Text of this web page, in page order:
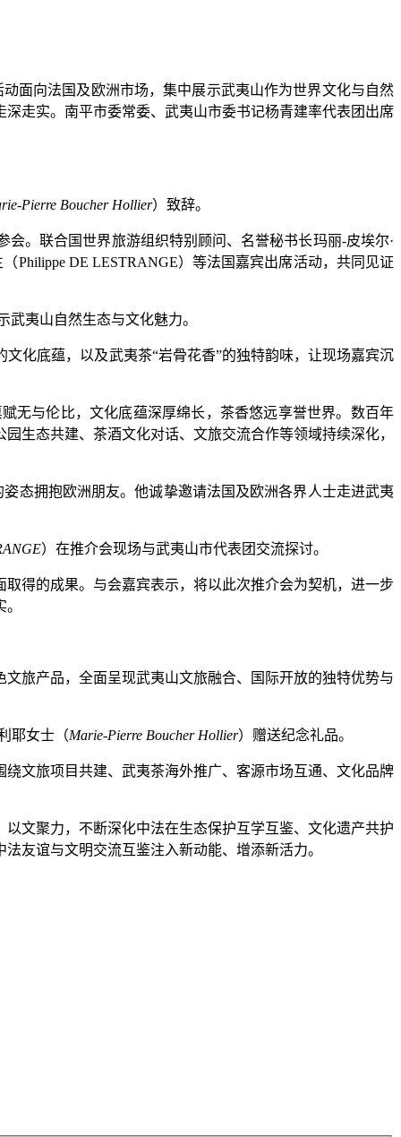
面向法国及欧洲市场，集中展示武夷山作为世界文化与自然
走实。南平市委常委、武夷山市委书记杨青建率代表团出席
Pierre Boucher Hollier）致辞。
会。联合国世界旅游组织特别顾问、名誉秘书长玛丽-皮埃尔·
（Philippe DE LESTRANGE）等法国嘉宾出席活动，共同见证
夷山自然生态与文化魅力。
文化底蕴，以及武夷茶“岩骨花香”的独特韵味，让现场嘉宾沉
无与伦比，文化底蕴深厚绵长，茶香悠远享誉世界。数百年
生态共建、茶酒文化对话、文旅交流合作等领域持续深化，
态拥抱欧洲朋友。他诚挚邀请法国及欧洲各界人士走进武夷
）在推介会现场与武夷山市代表团交流探讨。
得的成果。与会嘉宾表示，将以此次推介会为契机，进一步
旅产品，全面呈现武夷山文旅融合、国际开放的独特优势与
耶女士（Marie-Pierre Boucher Hollier）赠送纪念礼品。
文旅项目共建、武夷茶海外推广、客源市场互通、文化品牌
文聚力，不断深化中法在生态保护互学互鉴、文化遗产共护
友谊与文明交流互鉴注入新动能、增添新活力。